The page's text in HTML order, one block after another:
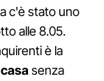
c'è stato uno
alle 8.05.
è la
senza